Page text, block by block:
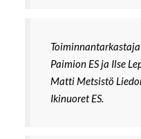
Paimion ES ja Ilse
Matti Metsistö
Ikinuoret ES.